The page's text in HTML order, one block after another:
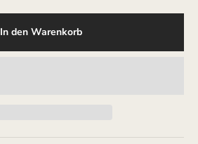
In den Warenkorb